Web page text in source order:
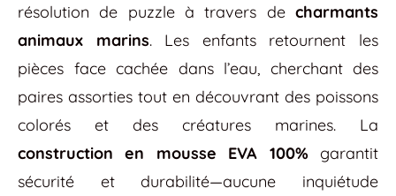
résolution de puzzle à travers de charmants
animaux marins. Les enfants retournent les
pièces face cachée dans l’eau, cherchant des
paires assorties tout en découvrant des poissons
colorés et des créatures marines. La
construction en mousse EVA 100%garantit
sécurité et durabilité—aucune inquiétude